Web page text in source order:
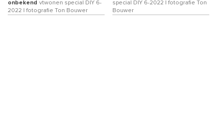
onbekend vtwonen special DIY 6-
2022 | fotografie Ton Bouwer
special DIY 6-2022 | fotografie Ton
Bouwer